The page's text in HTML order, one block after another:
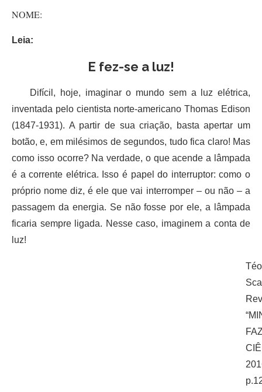
NOME:
Leia:
E fez-se a luz!
Difícil, hoje, imaginar o mundo sem a luz elétrica,
inventada pelo cientista norte-americano Thomas Edison
(1847-1931). A partir de sua criação, basta apertar um
botão, e, em milésimos de segundos, tudo fica claro! Mas
como isso ocorre? Na verdade, o que acende a lâmpada
é a corrente elétrica. Isso é papel do interruptor: como o
próprio nome diz, é ele que vai interromper – ou não – a
passagem da energia. Se não fosse por ele, a lâmpada
ficaria sempre ligada. Nesse caso, imaginem a conta de
luz!
Téo